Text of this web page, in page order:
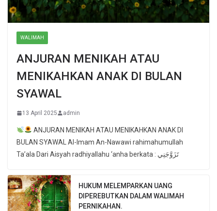
WALIMAH
ANJURAN MENIKAH ATAU
MENIKAHKAN ANAK DI BULAN
SYAWAL
13 April 2025 admin
ANJURAN MENIKAH ATAU MENIKAHKAN ANAK DI
BULAN SYAWAL Al-Imam An-Nawawi rahimahumullah
Ta’ala Dari Aisyah radhiyallahu ‘anha berkata : تَزَوَّجَنِي
HUKUM MELEMPARKAN UANG
DIPEREBUTKAN DALAM WALIMAH
PERNIKAHAN.